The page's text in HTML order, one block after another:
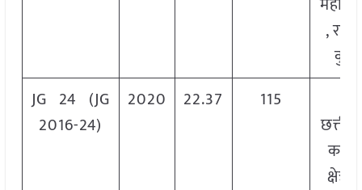
,
कुछ
JG 24 (JG
2016-24)
2020 22.37 115
का
क्षेत्र,